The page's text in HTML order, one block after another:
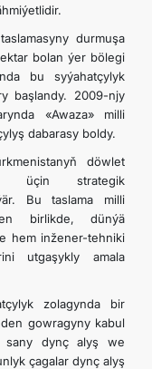
durmuşa
bolan ýer bölegi
bu syýahatçylyk
başlandy. 2009-njy
«Awaza» milli
dabarasy boldy.
döwlet
üçin strategik
Bu taslama milli
birlikde, dünýä
hem inžener-tehniki
utgaşykly amala
zolagynda bir
gowragyny kabul
sany dynç alyş we
çagalar dynç alyş